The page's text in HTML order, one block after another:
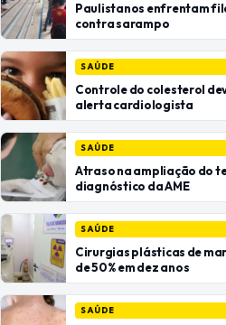
Paulistanos enfrentam
contra sarampo
SAÚDE
Controle do colesterol
alerta cardiologista
SAÚDE
Atraso na ampliação do
diagnóstico da AME
SAÚDE
Cirurgias plásticas de
de 50% em dez anos
SAÚDE